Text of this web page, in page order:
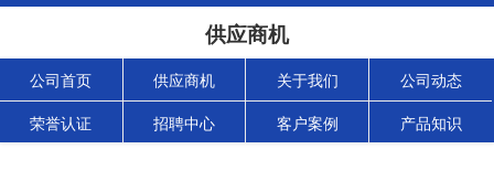
供应商机
公司首页 供应商机 关于我们 公司动态
荣誉认证 招聘中心 客户案例 产品知识